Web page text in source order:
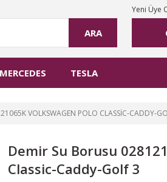
ARA
Yeni Üye
MERCEDES TESLA
VOLKSWAGEN POLO CLASSIC-CADDY-
Demir Su Borusu
Classic-Caddy-Golf 3